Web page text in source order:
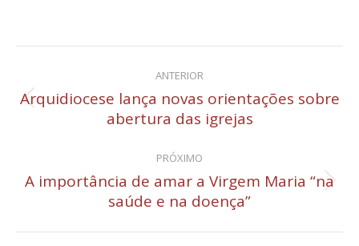
Navegação
de
ANTERIOR
Post
anterior:
Arquidiocese lança novas orientações sobre
abertura das igrejas
PRÓXIMO
Próximo
post:
A importância de amar a Virgem Maria “na
saúde e na doença”